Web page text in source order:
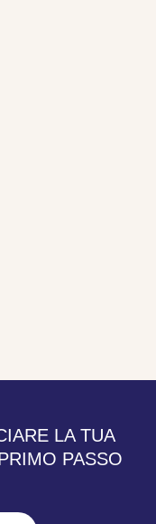
LA TUA
PASSO